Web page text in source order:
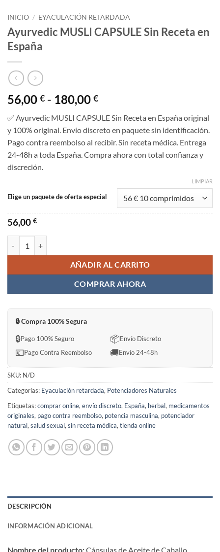
INICIO / EYACULACIÓN RETARDADA
Ayurvedic MUSLI CAPSULE Sin Receta en
España
56,00 € - 180,00 €Rango
precios:
desde
56,00 €
hasta
✅ Ayurvedic MUSLI CAPSULE Sin Receta en España original
y 100% original. Envío discreto en paquete sin identificación.
Pago contra reembolso al recibir. Sin receta médica. Entrega
24-48h a toda España. Compra ahora con total confianza y
discreción.
Elige un paquete de oferta especial
LIMPIAR
56,00 €
AÑADIR AL CARRITO
COMPRAR AHORA
🔒 Compra 100% Segura
🔒Pago 100% Seguro 📦Envío Discreto
💶Pago Contra Reembolso 🚚Envío 24-48h
SKU: N/D
Categorías: Eyaculación retardada, Potenciadores Naturales
Etiquetas:comprar online, envío discreto, España, herbal, medicamentos
originales, pago contra reembolso, potencia masculina, potenciador
natural, salud sexual, sin receta médica, tienda online
DESCRIPCIÓN
INFORMACIÓN ADICIONAL
Nombre del producto:​​ Cápsulas de Aceite de Caballo